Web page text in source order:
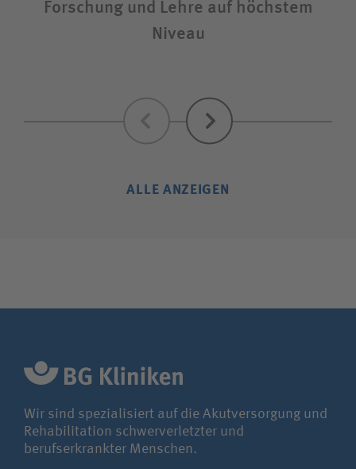
Forschung und Lehre auf höchstem
Niveau
Zurück Weiter
ALLE ANZEIGEN
Wir sind spezialisiert auf die Akutversorgung und
Rehabilitation schwerverletzter und
berufserkrankter Menschen.